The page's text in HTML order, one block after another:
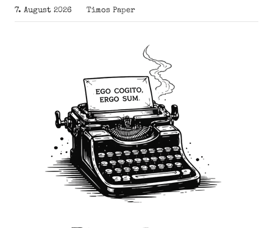
Zum
Inhalt
7. August 2026 Timos Paper